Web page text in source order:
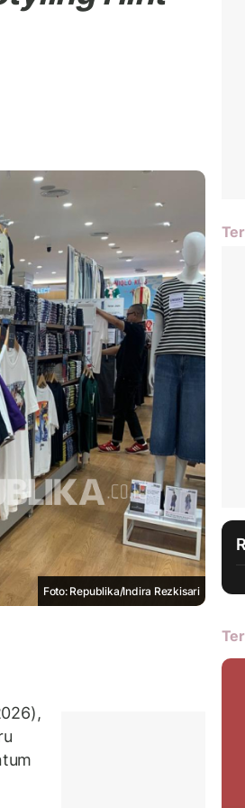
Foto: Republika/Indira Rezkisari